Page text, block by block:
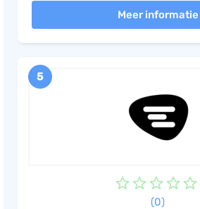
Business Messages, Email en meer!
Meer informatie
5
(0)